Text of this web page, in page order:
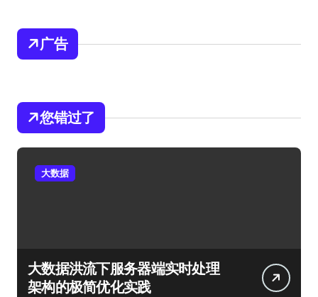
广告
您错过了
大数据
大数据洪流下服务器端实时处理
架构的极简优化实践